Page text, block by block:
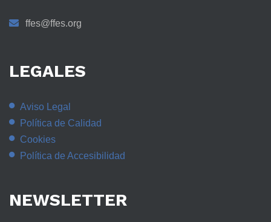
ffes@ffes.org
LEGALES
Aviso Legal
Política de Calidad
Cookies
Política de Accesibilidad
NEWSLETTER